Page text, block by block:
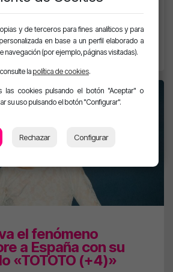
Ozuna presenta una colaboración
mezcla sensualidad, fiesta y el
Puerto Rico.
el fenómeno
a España con su
«TOTOTO (+4)»
y de terceros para fines analíticos y para
en base a un perfil elaborado a
navegación (por ejemplo, páginas visitadas).
la política de cookies.
las cookies pulsando el botón "Aceptar" o
su uso pulsando el botón "Configurar".
Rechazar Configurar